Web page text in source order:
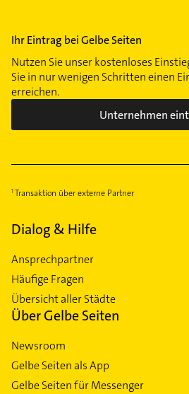
Ihr Eintrag bei Gelbe Seiten
Nutzen Sie unser kostenloses
Sie in nur wenigen Schritten einen
erreichen.
Unternehmen
Transaktion über externe Partner
Dialog & Hilfe
Ansprechpartner
Häufige Fragen
Übersicht aller Städte
Über Gelbe Seiten
Newsroom
Gelbe Seiten als App
Gelbe Seiten für Messenger